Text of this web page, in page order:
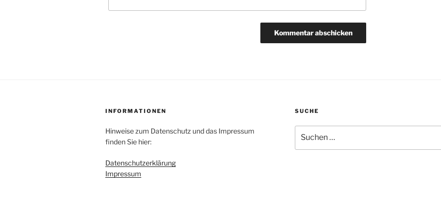
INFORMATIONEN
Hinweise zum Datenschutz und das Impressum
finden Sie hier:
Datenschutzerklärung
Impressum
SUCHE
nach: